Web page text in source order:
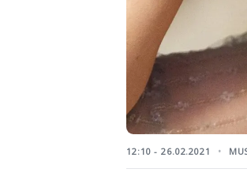
12:10 - 26.02.2021